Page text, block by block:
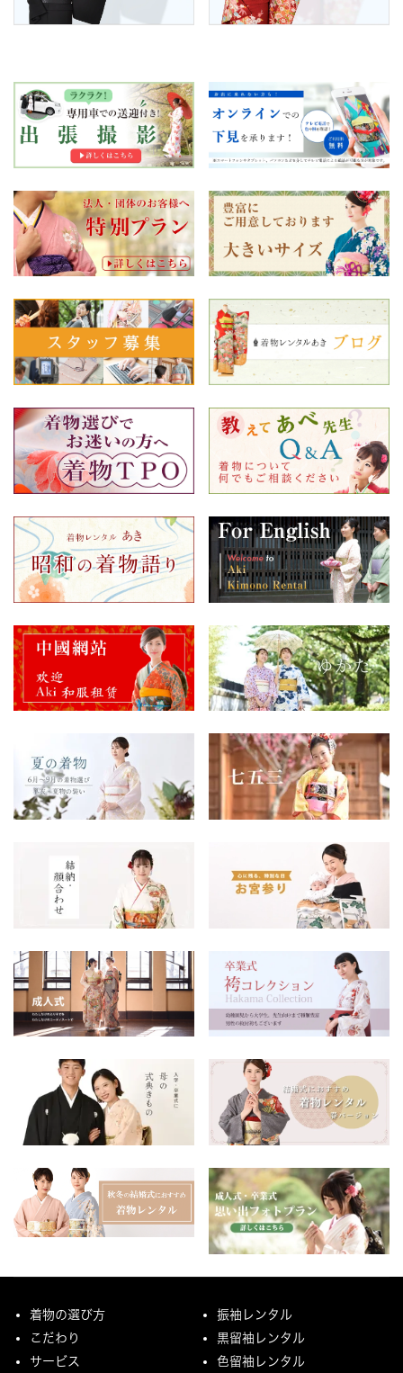
着物の選び方
こだわり
サービス
振袖レンタル
黒留袖レンタル
色留袖レンタル